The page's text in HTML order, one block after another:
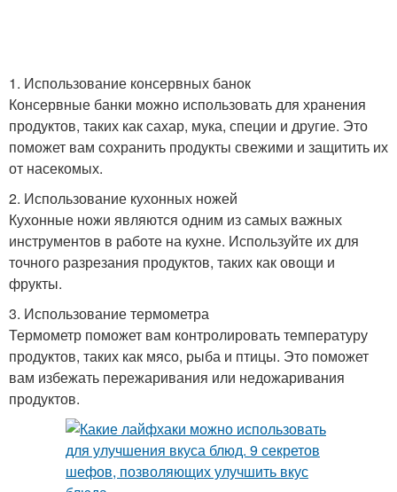
Хозяйка на кухне Совет для кухни
Кулинарные лайфхаки Простые лайфхаки
Лайфхаки для уборки
Идеальная кухня Хранения на кухне
Лайфхак для кухни Кухонные лайфхаки
1. Использование консервных банок
Консервные банки можно использовать для хранения
продуктов, таких как сахар, мука, специи и другие. Это
поможет вам сохранить продукты свежими и защитить их
от насекомых.
2. Использование кухонных ножей
Кухонные ножи являются одним из самых важных
инструментов в работе на кухне. Используйте их для
точного разрезания продуктов, таких как овощи и
фрукты.
3. Использование термометра
Термометр поможет вам контролировать температуру
продуктов, таких как мясо, рыба и птицы. Это поможет
вам избежать пережаривания или недожаривания
продуктов.